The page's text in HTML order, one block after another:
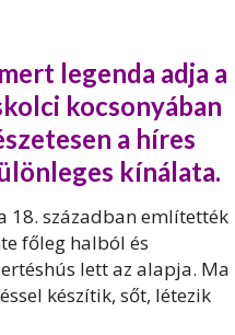
legenda adja a
kocsonyában
a híres
kínálata.
18. században említették
főleg halból és
lett az alapja. Ma
készítik, sőt, létezik